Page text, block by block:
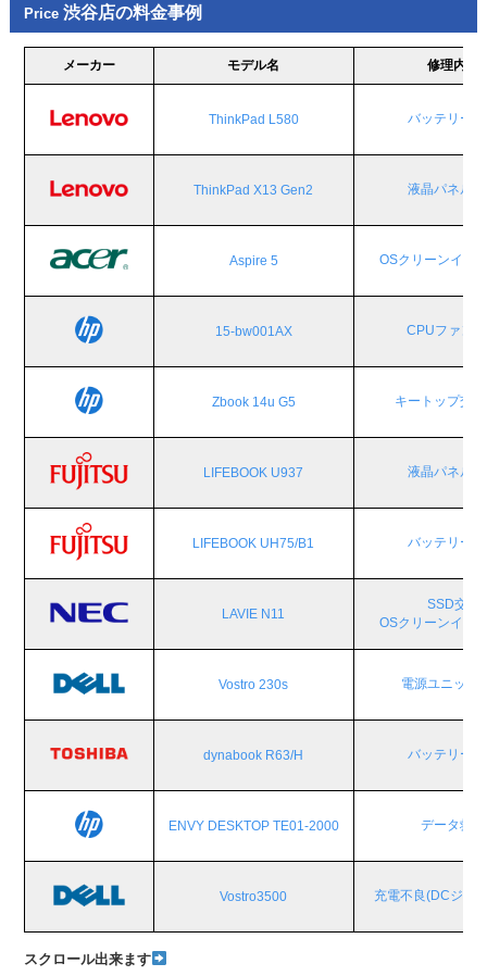
Price 渋谷店の料金事例
メーカー モデル名 修理内容
ThinkPad L580 バッテリー
ThinkPad X13 Gen2 液晶パネル
Aspire 5 OSクリーンイン
15-bw001AX CPUファン
Zbook 14u G5 キートップ交
LIFEBOOK U937 液晶パネル
LIFEBOOK UH75/B1 バッテリー
LAVIE N11
SSD交換
OSクリーンイン
Vostro 230s 電源ユニット
dynabook R63/H バッテリー
ENVY DESKTOP TE01-2000 データ救出
Vostro3500 充電不良(DCジャ
スクロール出来ます